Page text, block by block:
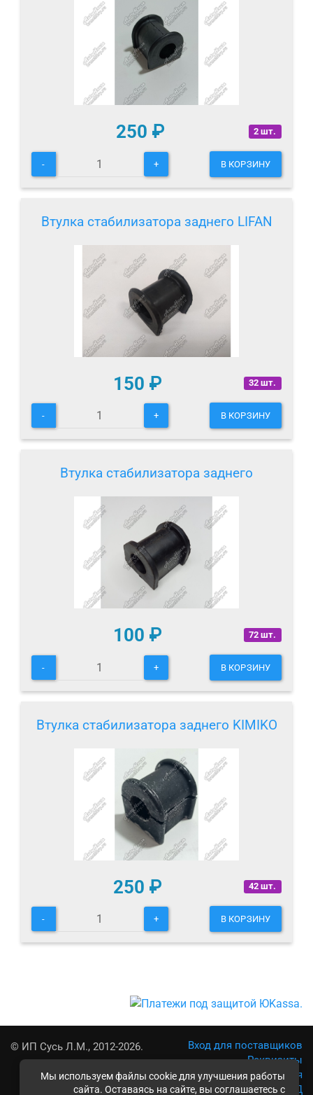
Мы используем файлы cookie для улучшения работы
сайта. Оставаясь на сайте, вы соглашаетесь с
2 шт.
250 ₽
- + В КОРЗИНУ
Втулка стабилизатора заднего LIFAN
32 шт.
150 ₽
- + В КОРЗИНУ
Втулка стабилизатора заднего
72 шт.
100 ₽
- + В КОРЗИНУ
Втулка стабилизатора заднего KIMIKO
42 шт.
250 ₽
- + В КОРЗИНУ
© ИП Сусь Л.М., 2012-2026.
Вход для поставщиков
Реквизиты
Условия использования
Политика обработки ПД